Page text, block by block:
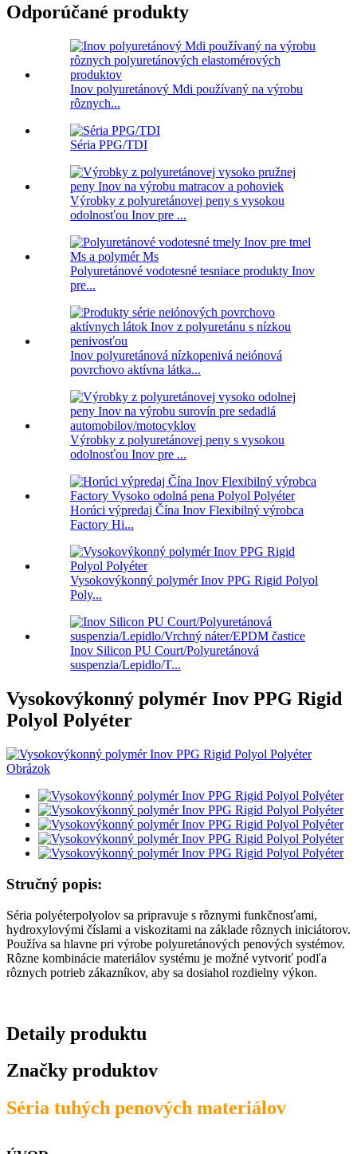
Odporúčané produkty
Inov polyuretánový Mdi používaný na výrobu
rôznych...
Séria PPG/TDI
Výrobky z polyuretánovej peny s vysokou
odolnosťou Inov pre ...
Polyuretánové vodotesné tesniace produkty Inov
pre...
Inov polyuretánová nízkopenivá neiónová
povrchovo aktívna látka...
Výrobky z polyuretánovej peny s vysokou
odolnosťou Inov pre ...
Horúci výpredaj Čína Inov Flexibilný výrobca
Factory Hi...
Vysokovýkonný polymér Inov PPG Rigid Polyol
Poly...
Inov Silicon PU Court/Polyuretánová
suspenzia/Lepidlo/T...
Vysokovýkonný polymér Inov PPG Rigid
Polyol Polyéter
Stručný popis:
Séria polyéterpolyolov sa pripravuje s rôznymi funkčnosťami,
hydroxylovými číslami a viskozitami na základe rôznych iniciátorov.
Používa sa hlavne pri výrobe polyuretánových penových systémov.
Rôzne kombinácie materiálov systému je možné vytvoriť podľa
rôznych potrieb zákazníkov, aby sa dosiahol rozdielny výkon.
Detaily produktu
Značky produktov
Séria tuhých penových materiálov